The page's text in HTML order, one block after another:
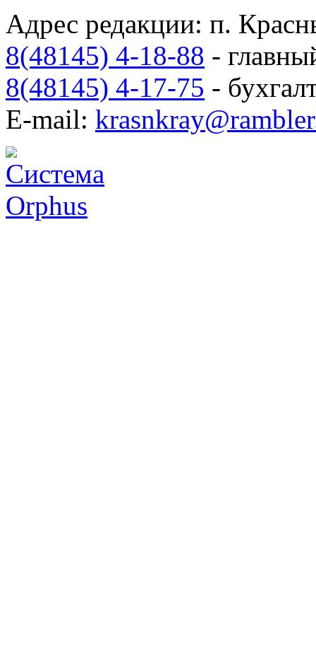
Адрес редакции: п.
8(48145) 4-18-88 -
8(48145) 4-17-75 -
E-mail: